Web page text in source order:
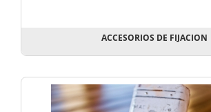
ACCESORIOS DE FIJACION